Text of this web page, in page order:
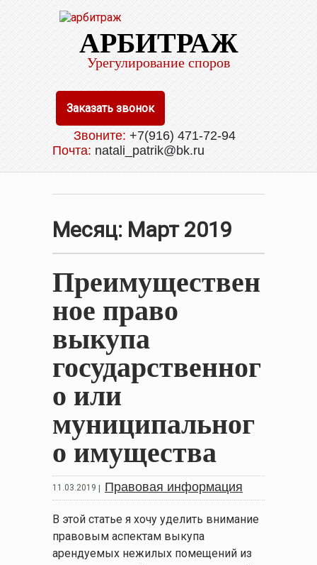
АРБИТРАЖ
Урегулирование споров
Заказать звонок
Звоните: +7(916) 471-72-94
Почта:natali_patrik@bk.ru
Месяц: Март 2019
Преимуществен
ное право
выкупа
государственног
о или
муниципальног
о имущества
11.03.2019 Правовая информация
В этой статье я хочу уделить внимание
правовым аспектам выкупа
арендуемых нежилых помещений из